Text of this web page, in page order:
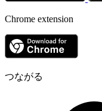
Chrome extension
つながる